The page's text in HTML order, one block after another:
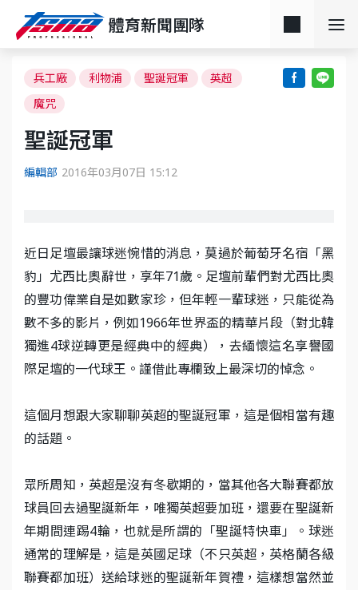
體育新聞團隊
兵工廠 利物浦 聖誕冠軍
英超
魔咒
聖誕冠軍
編輯部 2016年03月07日 15:12
近日足壇最讓球迷惋惜的消息，莫過於葡萄牙名宿「黑
豹」尤西比奧辭世，享年71歲。足壇前輩們對尤西比奧
的豐功偉業自是如數家珍，但年輕一輩球迷，只能從為
數不多的影片，例如1966年世界盃的精華片段（對北韓
獨進4球逆轉更是經典中的經典），去緬懷這名享譽國
際足壇的一代球王。謹借此專欄致上最深切的悼念。
這個月想跟大家聊聊英超的聖誕冠軍，這是個相當有趣
的話題。
眾所周知，英超是沒有冬歇期的，當其他各大聯賽都放
球員回去過聖誕新年，唯獨英超要加班，還要在聖誕新
年期間連踢4輪，也就是所謂的「聖誕特快車」。球迷
通常的理解是，這是英國足球（不只英超，英格蘭各級
聯賽都加班）送給球迷的聖誕新年賀禮，這樣想當然並